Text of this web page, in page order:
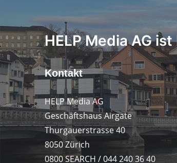
HELP Media AG
Kontakt
HELP Media AG
Geschäftshaus Airgate
Thurgauerstrasse 40
8050 Zürich
0800 SEARCH / 044 240 36 40